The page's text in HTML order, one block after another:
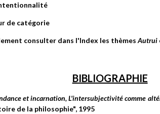
de catégorie
consulter dans l'Index les thèmesAutrui
BIBLIOGRAPHIE
et incarnation, L'intersubjectivité comme
de la philosophie", 1995